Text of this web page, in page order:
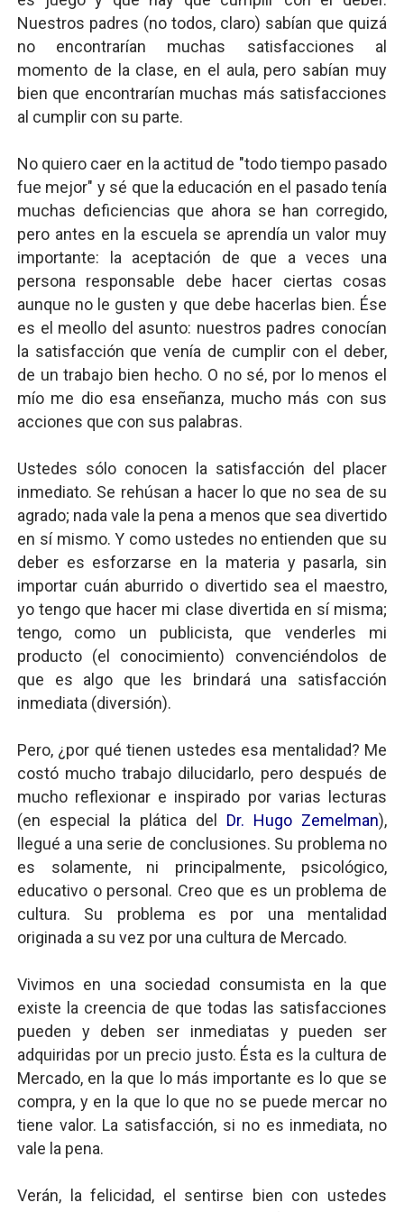
Nuestros padres (no todos, claro) sabían que quizá
no encontrarían muchas satisfacciones al
momento de la clase, en el aula, pero sabían muy
bien que encontrarían muchas más satisfacciones
al cumplir con su parte.
No quiero caer en la actitud de "todo tiempo pasado
fue mejor" y sé que la educación en el pasado tenía
muchas deficiencias que ahora se han corregido,
pero antes en la escuela se aprendía un valor muy
importante: la aceptación de que a veces una
persona responsable debe hacer ciertas cosas
aunque no le gusten y que debe hacerlas bien. Ése
es el meollo del asunto: nuestros padres conocían
la satisfacción que venía de cumplir con el deber,
de un trabajo bien hecho. O no sé, por lo menos el
mío me dio esa enseñanza, mucho más con sus
acciones que con sus palabras.
Ustedes sólo conocen la satisfacción del placer
inmediato. Se rehúsan a hacer lo que no sea de su
agrado; nada vale la pena a menos que sea divertido
en sí mismo. Y como ustedes no entienden que su
deber es esforzarse en la materia y pasarla, sin
importar cuán aburrido o divertido sea el maestro,
yo tengo que hacer mi clase divertida en sí misma;
tengo, como un publicista, que venderles mi
producto (el conocimiento) convenciéndolos de
que es algo que les brindará una satisfacción
inmediata (diversión).
Pero, ¿por qué tienen ustedes esa mentalidad? Me
costó mucho trabajo dilucidarlo, pero después de
mucho reflexionar e inspirado por varias lecturas
(en especial la plática del Dr. Hugo Zemelman),
llegué a una serie de conclusiones. Su problema no
es solamente, ni principalmente, psicológico,
educativo o personal. Creo que es un problema de
cultura. Su problema es por una mentalidad
originada a su vez por una cultura de Mercado.
Vivimos en una sociedad consumista en la que
existe la creencia de que todas las satisfacciones
pueden y deben ser inmediatas y pueden ser
adquiridas por un precio justo. Ésta es la cultura de
Mercado, en la que lo más importante es lo que se
compra, y en la que lo que no se puede mercar no
tiene valor. La satisfacción, si no es inmediata, no
vale la pena.
Verán, la felicidad, el sentirse bien con ustedes